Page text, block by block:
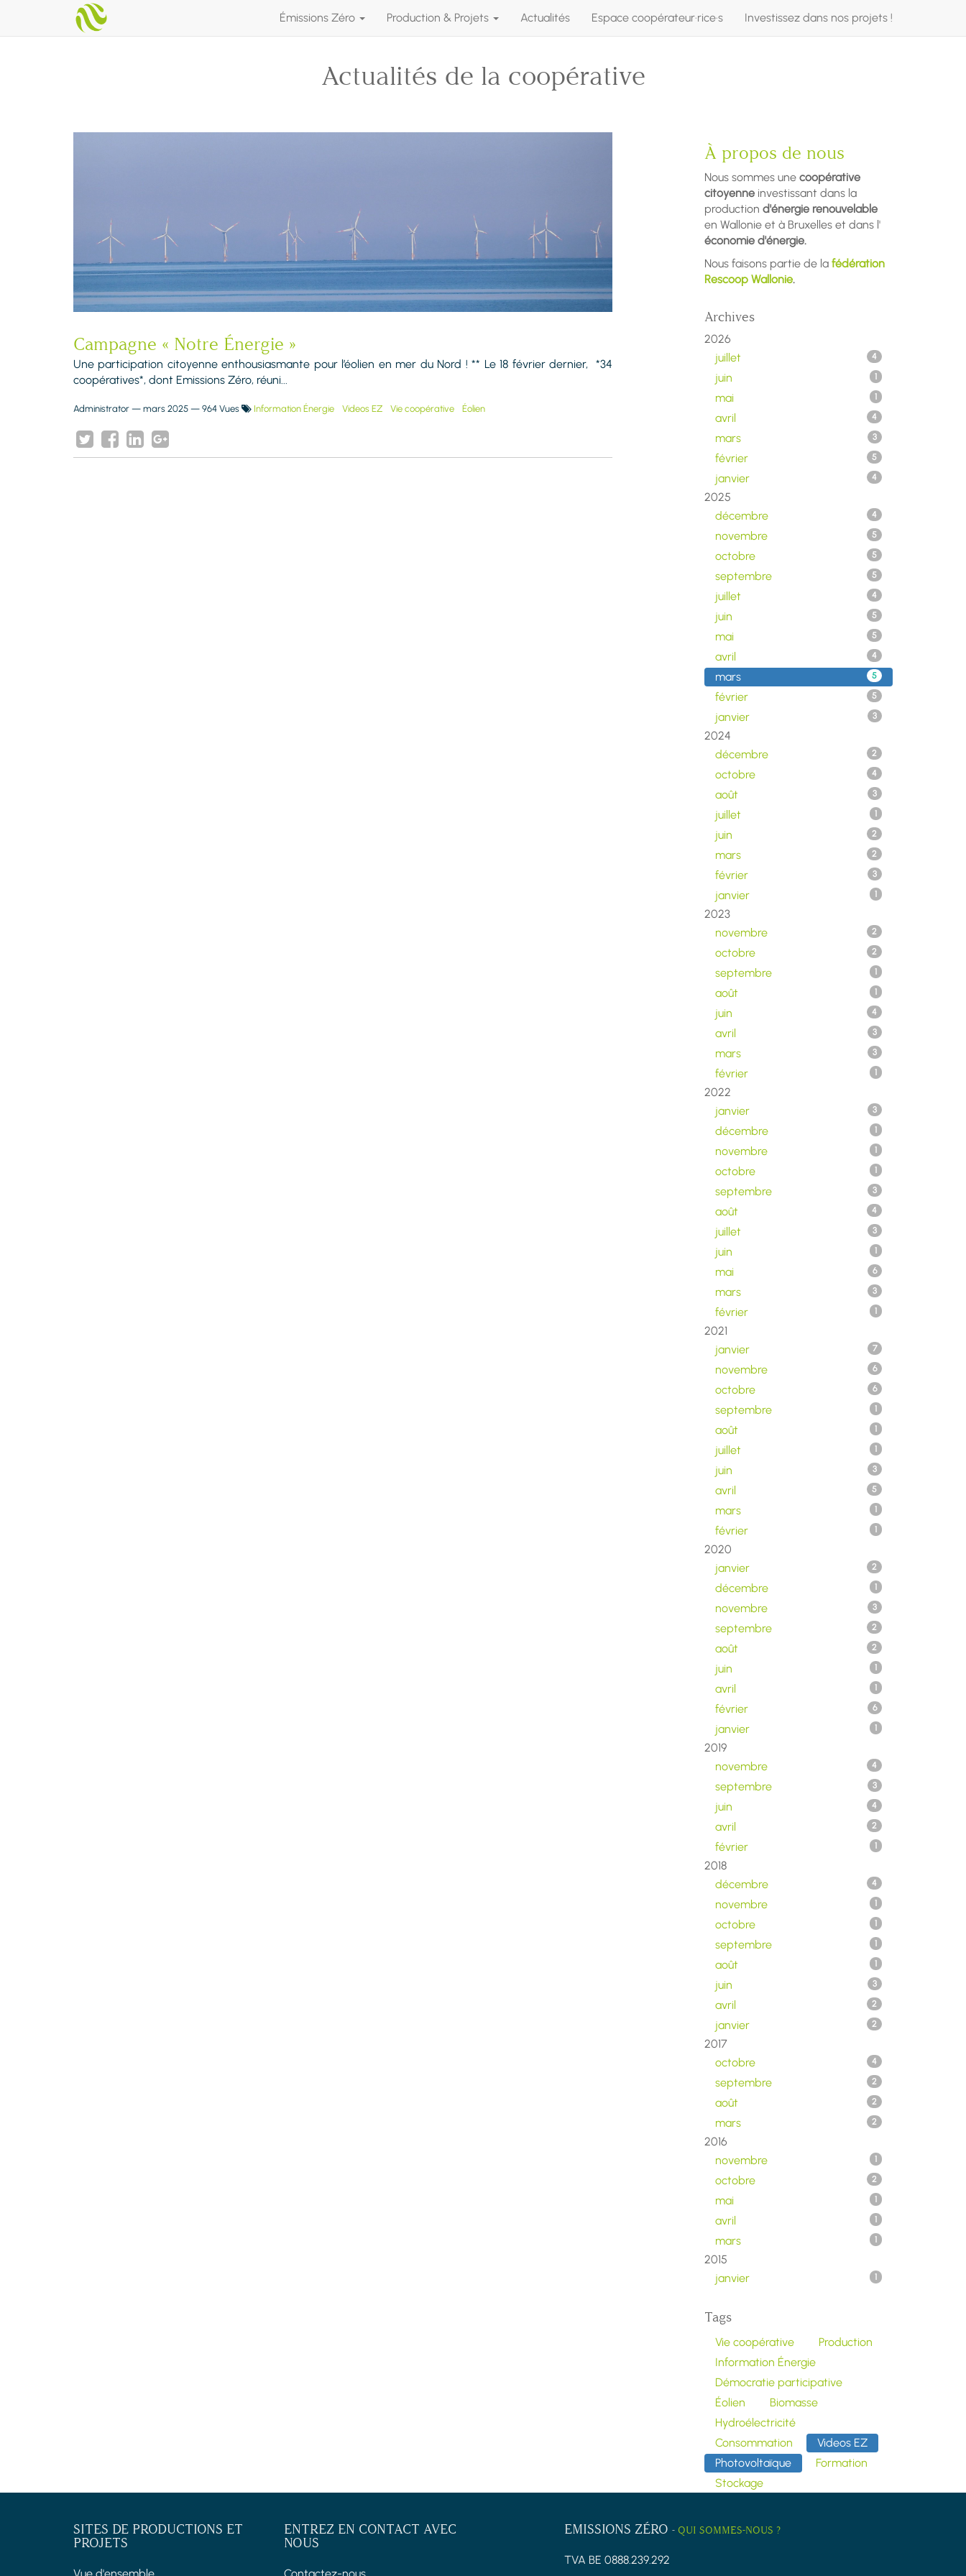
Émissions Zéro Production & Projets Actualités Espace coopérateur·rice·s Investissez dans nos projets !
Actualités de la coopérative
Campagne « Notre Énergie »
Une participation citoyenne enthousiasmante pour l’éolien en mer du Nord ! ** Le 18 février dernier, *34
coopératives*, dont Emissions Zéro, réuni...
Administrator — mars 2025 — 964 Vues Information Énergie Videos EZ Vie coopérative Éolien
À propos de nous
Nous sommes une coopérative
citoyenne investissant dans la
production d'énergie renouvelable
en Wallonie et à Bruxelles et dans l'
économie d'énergie.
Nous faisons partie de la fédération
Rescoop Wallonie.
Archives
2026
juillet
4
juin 1
mai 1
avril 4
mars 3
février 5
janvier 4
2025
décembre
4
novembre 5
octobre 5
septembre 5
juillet 4
juin 5
mai 5
avril 4
mars 5
février 5
janvier 3
2024
décembre
2
octobre 4
août 3
juillet 1
juin 2
mars 2
février 3
janvier 1
2023
novembre
2
octobre 2
septembre 1
août 1
juin 4
avril 3
mars 3
février 1
2022
janvier
3
décembre 1
novembre 1
octobre 1
septembre 3
août 4
juillet 3
juin 1
mai 6
mars 3
février 1
2021
janvier
7
novembre 6
octobre 6
septembre 1
août 1
juillet 1
juin 3
avril 5
mars 1
février 1
2020
janvier
2
décembre 1
novembre 3
septembre 2
août 2
juin 1
avril 1
février 6
janvier 1
2019
novembre
4
septembre 3
juin 4
avril 2
février 1
2018
décembre
4
novembre 1
octobre 1
septembre 1
août 1
juin 3
avril 2
janvier 2
2017
octobre
4
septembre 2
août 2
mars 2
2016
novembre
1
octobre 2
mai 1
avril 1
mars 1
2015
janvier
1
Tags
Vie coopérative
Production
Information Énergie
Démocratie participative
Éolien
Biomasse
Hydroélectricité
Consommation
Videos EZ
Photovoltaïque
Formation
Stockage
SITES DE PRODUCTIONS ET
PROJETS
ENTREZ EN CONTACT AVEC
NOUS
EMISSIONS ZÉRO - QUI SOMMES-NOUS ?
TVA BE 0888.239.292